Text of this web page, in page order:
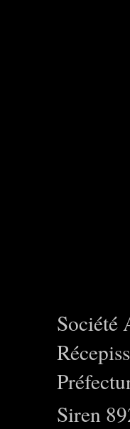
Société
Siren